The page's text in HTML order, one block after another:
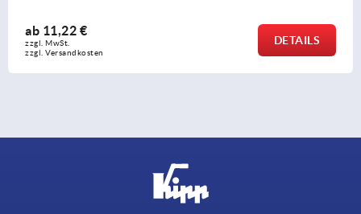
ab 11,22 €
zzgl. MwSt.
zzgl. Versandkosten
DETAILS